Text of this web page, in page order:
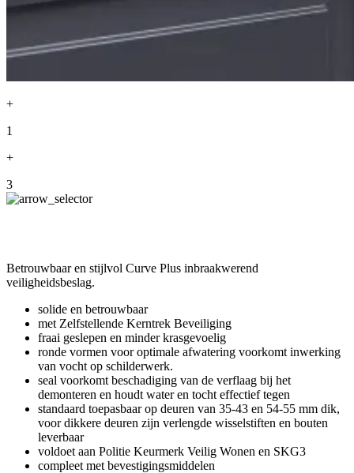
+
1
+
3
Betrouwbaar en stijlvol Curve Plus inbraakwerend
veiligheidsbeslag.
solide en betrouwbaar
met Zelfstellende Kerntrek Beveiliging
fraai geslepen en minder krasgevoelig
ronde vormen voor optimale afwatering voorkomt inwerking
van vocht op schilderwerk.
seal voorkomt beschadiging van de verflaag bij het
demonteren en houdt water en tocht effectief tegen
standaard toepasbaar op deuren van 35-43 en 54-55 mm dik,
voor dikkere deuren zijn verlengde wisselstiften en bouten
leverbaar
voldoet aan Politie Keurmerk Veilig Wonen en SKG3
compleet met bevestigingsmiddelen